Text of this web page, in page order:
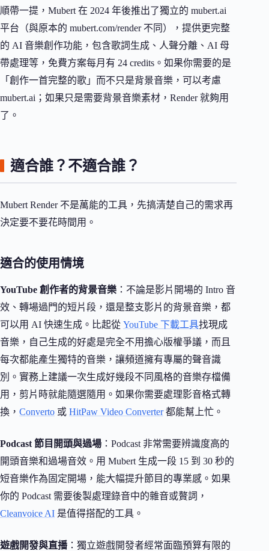
順帶一提，Mubert 在 2024 年後推出了獨立的 mubert.ai
平台（與原本的 mubert.com/render 不同），提供更完整
的 AI 音樂創作功能，包含歌詞生成、人聲分離、AI 母
帶處理等，免費方案每月有 24 credits。如果你需要的是
「創作一首完整的歌」而不只是背景音樂，可以考慮
mubert.ai；如果只是需要背景音樂素材，Render 就夠用
了。
適合誰？不適合誰？
Mubert Render 不是萬能的工具，先搞清楚自己的需求再
決定要不要花時間用。
適合的使用情境
YouTube 創作者的背景音樂 ：不論是影片開場的 Intro 音
效、轉場過門的短片段，還是整支影片的背景音樂，都
可以用 AI 快速生成。比起從 YouTube 下載工具找現成
音樂，自己生成的好處是完全不用擔心版權爭議，而且
每次都能產生獨特的音樂，讓頻道擁有專屬的聲音識
別。實務上建議一次生成好幾段不同風格的音樂存檔備
用，剪片時就能隨選隨用。如果你需要處理影音格式轉
換， Converto 或 HitPaw Video Converter都能幫上忙。
Podcast 節目開頭與過場 ：Podcast 非常需要辨識度高的
開頭音樂和過場音效。用 Mubert 生成一段 15 到 30 秒的
短音樂作為固定開場，能大幅提升節目的專業感。如果
你的 Podcast 需要後製處理錄音中的雜音或贅詞，
Cleanvoice AI 是值得搭配的工具。
遊戲開發與直播 ：獨立遊戲開發者經常面臨預算有限的